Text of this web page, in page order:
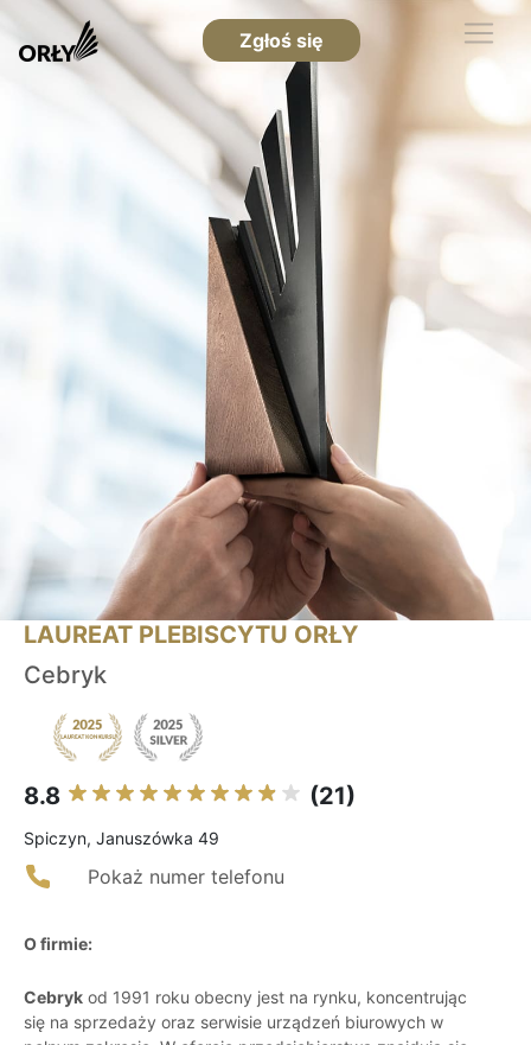
Zgłoś się
LAUREAT PLEBISCYTU ORŁY
Cebryk
8.8 (21)
Spiczyn, Januszówka 49
Pokaż numer telefonu
O firmie:
Cebryk od 1991 roku obecny jest na rynku, koncentrując
się na sprzedaży oraz serwisie urządzeń biurowych w